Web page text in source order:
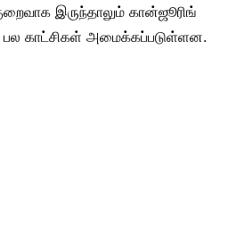
இருந்தாலும் கான்ஜூரிங்
பல காட்சிகள் அமைக்கப்படுள்ளன.